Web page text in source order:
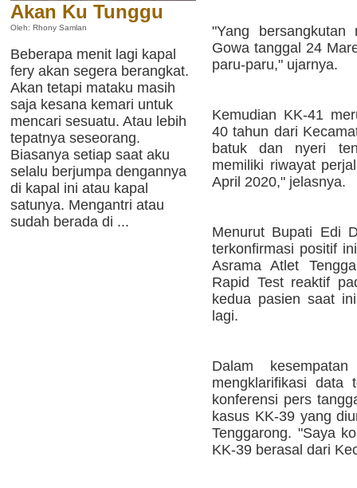
Akan Ku Tunggu
Oleh: Rhony Samlan
Beberapa menit lagi kapal
fery akan segera berangkat.
Akan tetapi mataku masih
saja kesana kemari untuk
mencari sesuatu. Atau lebih
tepatnya seseorang.
Biasanya setiap saat aku
selalu berjumpa dengannya
di kapal ini atau kapal
satunya. Mengantri atau
sudah berada di ...
"Yang
Gowa tanggal 24
paru-paru," ujarnya.
Kemudian KK-41
40 tahun dari
batuk dan nyeri
memiliki riwayat
April 2020," jelasnya.
Menurut Bupati Edi
terkonfirmasi positif
Asrama Atlet
Rapid Test reaktif
kedua pasien saat
lagi.
Dalam
mengklarifikasi data
konferensi pers
kasus KK-39 yang
Tenggarong. "Saya
KK-39 berasal dari